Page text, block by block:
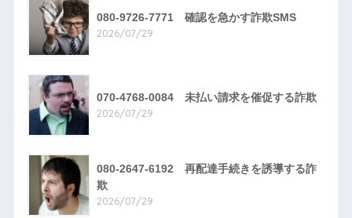
080-9726-7771 確認を急かす詐欺SMS
2026/07/29
070-4768-0084 未払い請求を催促する詐欺
2026/07/29
080-2647-6192 再配達手続きを誘導する詐
欺
2026/07/29